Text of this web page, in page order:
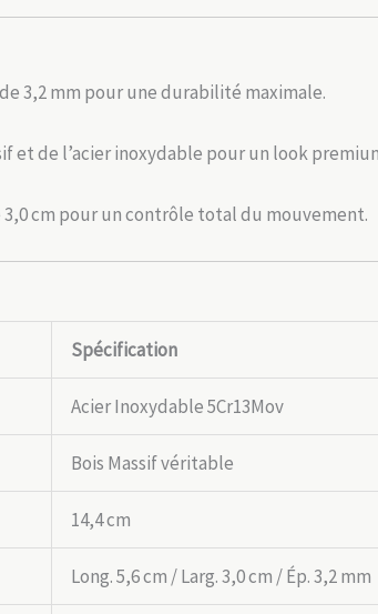
3,2 mm pour une durabilité maximale.
et de l’acier inoxydable pour un look
3,0 cm pour un contrôle total du mouvement.
Spécification
Acier Inoxydable 5Cr13Mov
Bois Massif véritable
14,4 cm
Long. 5,6 cm / Larg. 3,0 cm / Ép. 3,2 mm